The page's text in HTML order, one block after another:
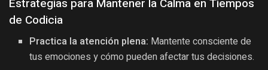
Estrategias para Mantener la Calma en Tiempos
de Codicia
Practica la atención plena: Mantente consciente de
tus emociones y cómo pueden afectar tus decisiones.